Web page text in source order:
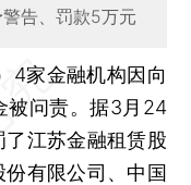
告、罚款5万元
4家金融机构因向
被问责。据3月24
江苏金融租赁股
有限公司、中国